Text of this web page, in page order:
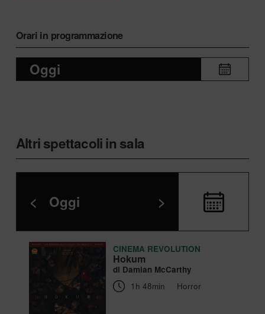
Orari in programmazione
Oggi
Altri spettacoli in sala
< Oggi >
CINEMA REVOLUTION
Hokum
di Damian McCarthy
1h 48min
Horror